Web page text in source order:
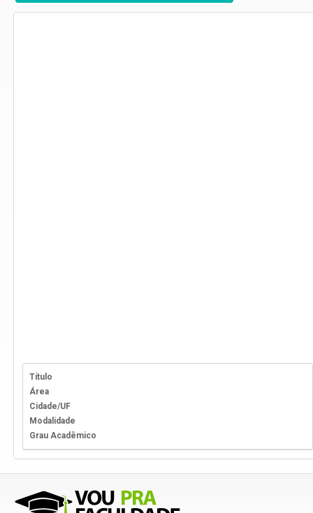
Título
Área
Cidade/UF
Modalidade
Grau Acadêmico